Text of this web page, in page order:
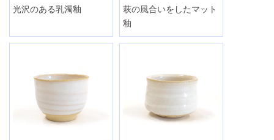
光沢のある乳濁釉
萩の風合いをしたマット
釉